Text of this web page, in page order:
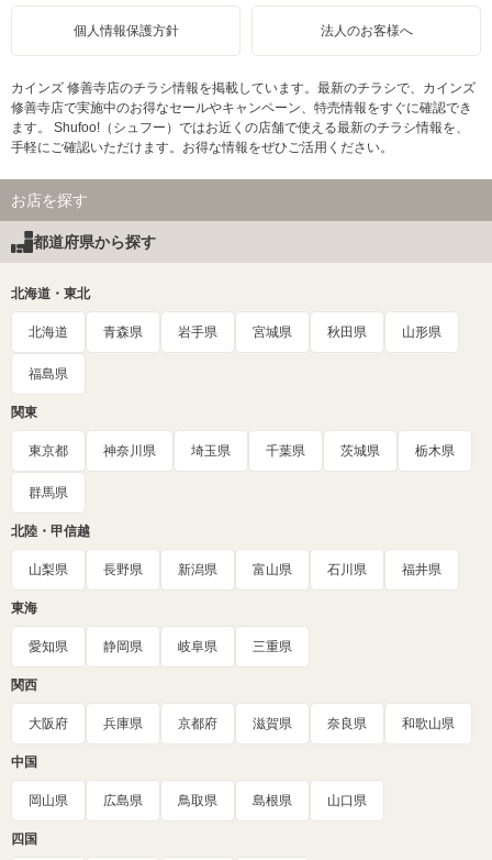
個人情報保護方針 法人のお客様へ
カインズ 修善寺店のチラシ情報を掲載しています。最新のチラシで、カインズ
修善寺店で実施中のお得なセールやキャンペーン、特売情報をすぐに確認でき
ます。 Shufoo!（シュフー）ではお近くの店舗で使える最新のチラシ情報を、
手軽にご確認いただけます。お得な情報をぜひご活用ください。
お店を探す
都道府県から探す
北海道・東北
北海道 青森県 岩手県 宮城県 秋田県 山形県
福島県
関東
東京都 神奈川県 埼玉県 千葉県 茨城県 栃木県
群馬県
北陸・甲信越
山梨県 長野県 新潟県 富山県 石川県 福井県
東海
愛知県 静岡県 岐阜県 三重県
関西
大阪府 兵庫県 京都府 滋賀県 奈良県 和歌山県
中国
岡山県 広島県 鳥取県 島根県 山口県
四国